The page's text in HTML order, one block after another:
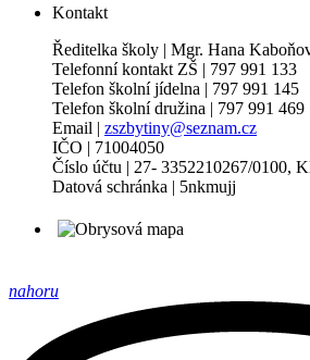
Kontakt
Ředitelka školy | Mgr. Hana
Telefonní kontakt ZŠ | 797 991 133
Telefon školní jídelna | 797 991 145
Telefon školní družina | 797 991 469
Email | zszbytiny@seznam.cz
IČO | 71004050
Číslo účtu | 27- 3352210267/0100,
Datová schránka | 5nkmujj
nahoru